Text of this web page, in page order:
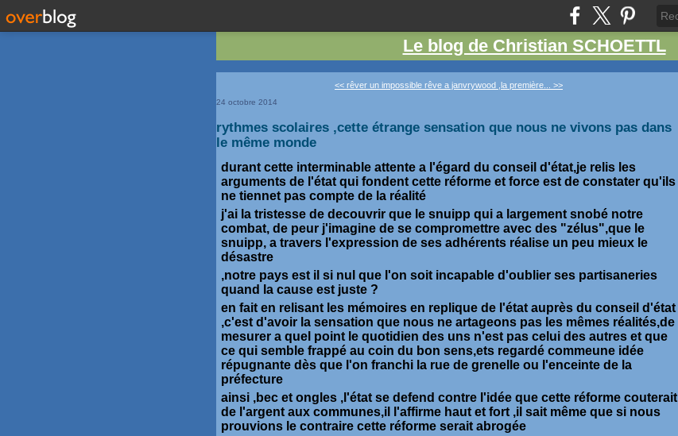
Le blog de Christian SCHOETTL
<< rêver un impossible rêve a janvrywood ,la première... >>
24 octobre 2014
rythmes scolaires ,cette étrange sensation que nous ne vivons pas dans
le même monde
durant cette interminable attente a l'égard du conseil d'état,je relis les
arguments de l'état qui fondent cette réforme et force est de constater qu'ils
ne tiennet pas compte de la réalité
j'ai la tristesse de decouvrir que le snuipp qui a largement snobé notre
combat, de peur j'imagine de se compromettre avec des "zélus",que le
snuipp, a travers l'expression de ses adhérents réalise un peu mieux le
désastre
,notre pays est il si nul que l'on soit incapable d'oublier ses partisaneries
quand la cause est juste ?
en fait en relisant les mémoires en replique de l'état auprès du conseil d'état
,c'est d'avoir la sensation que nous ne artageons pas les mêmes réalités,de
mesurer a quel point le quotidien des uns n'est pas celui des autres et que
ce qui semble frappé au coin du bon sens,ets regardé commeune idée
répugnante dès que l'on franchi la rue de grenelle ou l'enceinte de la
préfecture
ainsi ,bec et ongles ,l'état se defend contre l'idée que cette réforme couterait
de l'argent aux communes,il l'affirme haut et fort ,il sait même que si nous
prouvions le contraire cette réforme serait abrogée